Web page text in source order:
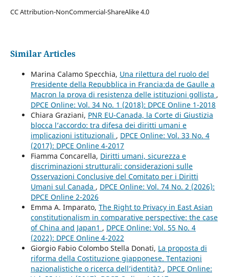
CC Attribution-NonCommercial-ShareAlike 4.0
Similar Articles
Marina Calamo Specchia, Una rilettura del ruolo del
Presidente della Repubblica in Francia:da de Gaulle a
Macron la prova di resistenza delle istituzioni gollista ,
DPCE Online: Vol. 34 No. 1 (2018): DPCE Online 1-2018
Chiara Graziani, PNR EU-Canada, la Corte di Giustizia
blocca l’accordo: tra difesa dei diritti umani e
implicazioni istituzionali , DPCE Online: Vol. 33 No. 4
(2017): DPCE Online 4-2017
Fiamma Concarella, Diritti umani, sicurezza e
discriminazioni strutturali: considerazioni sulle
Osservazioni Conclusive del Comitato per i Diritti
Umani sul Canada , DPCE Online: Vol. 74 No. 2 (2026):
DPCE Online 2-2026
Emma A. Imparato, The Right to Privacy in East Asian
constitutionalism in comparative perspective: the case
of China and Japan1 , DPCE Online: Vol. 55 No. 4
(2022): DPCE Online 4-2022
Giorgio Fabio Colombo Stella Donati, La proposta di
riforma della Costituzione giapponese. Tentazioni
nazionalistiche o ricerca dell’identità? , DPCE Online: